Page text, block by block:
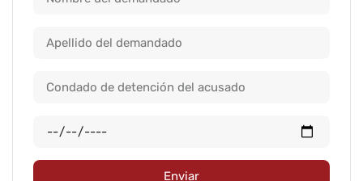
Enviar